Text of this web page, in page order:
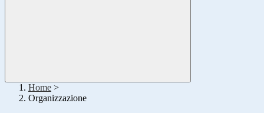
Home >
Organizzazione